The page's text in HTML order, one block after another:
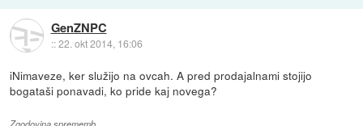
GenZNPC
::22. okt 2014, 16:06
iNimaveze, ker služijo na ovcah. A pred prodajalnami stojijo
bogataši ponavadi, ko pride kaj novega?